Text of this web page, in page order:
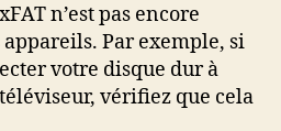
n’est pas encore
Par exemple, si
votre disque dur à
vérifiez que cela